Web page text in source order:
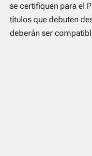
se certifiquen para el
títulos que debuten
deberán ser